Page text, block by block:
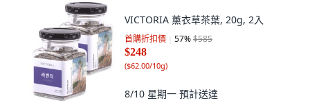
VICTORIA 薰衣草茶葉, 20g, 2入
首購折扣價 57%$585
$248
($62.00/10g)
8/10 星期一 預計送達